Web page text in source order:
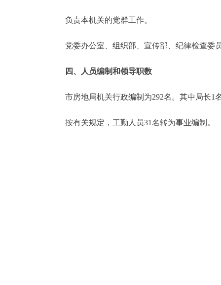
负责本机关的党群工作。
党委办公室、组织部、宣传部、纪律检查委员
四、人员编制和领导职数
市房地局机关行政编制为292名。其中局长1
按有关规定，工勤人员31名转为事业编制。